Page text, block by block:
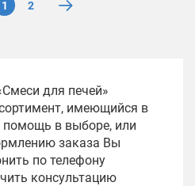
1 2
для печей»
имеющийся в
помощь в выборе, или
заказа Вы
по телефону
консультацию